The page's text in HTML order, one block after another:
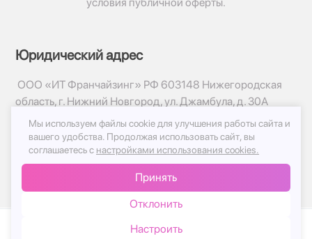
Юридический адрес
ООО «ИТ Франчайзинг» РФ 603148 Нижегородская
область, г. Нижний Новгород, ул. Джамбула, д. 30А
© 2017-2026г, База Цветов 24.ру
Политика конфиденциальности
Публичная оферта
Мы используем файлы cookie для улучшения работы сайта и
вашего удобства. Продолжая использовать сайт, вы
соглашаетесь с настройками использования cookies.
Принять
Отклонить
Настроить